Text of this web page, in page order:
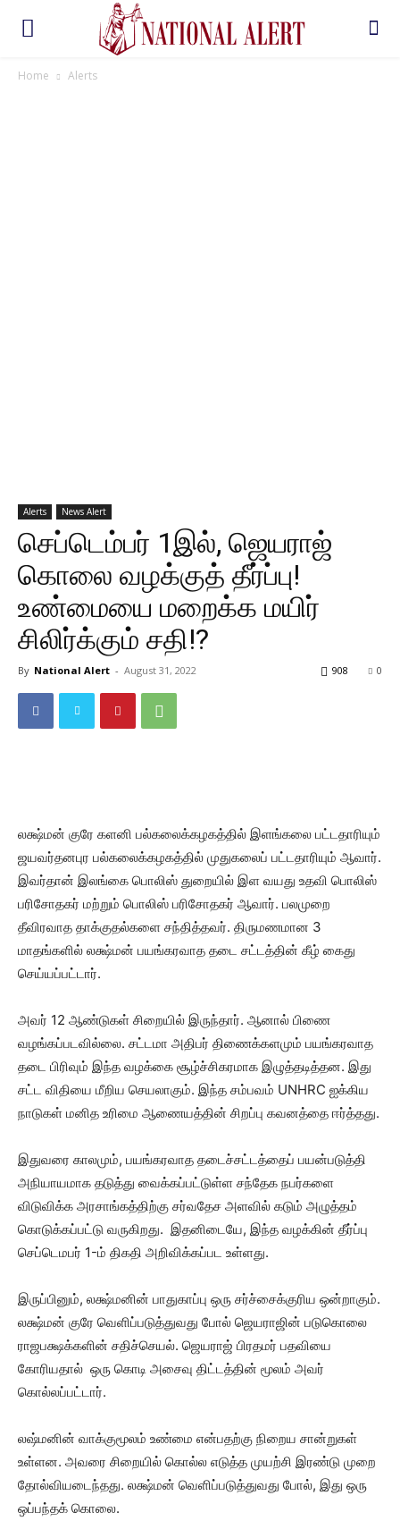
Home Alerts
Alerts News Alert
செப்டெம்பர் 1இல், ஜெயராஜ்
கொலை வழக்குத் தீர்ப்பு!
உண்மையை மறைக்க மயிர்
சிலிர்க்கும் சதி!?
By National Alert - August 31, 2022 0
908
லக்ஷ்மன் குரே களனி பல்கலைக்கழகத்தில் இளங்கலை பட்டதாரியும்
ஜயவர்தனபுர பல்கலைக்கழகத்தில் முதுகலைப் பட்டதாரியும் ஆவார்.
இவர்தான் இலங்கை பொலிஸ் துறையில் இள வயது உதவி பொலிஸ்
பரிசோதகர் மற்றும் பொலிஸ் பரிசோதகர் ஆவார். பலமுறை
தீவிரவாத தாக்குதல்களை சந்தித்தவர். திருமணமான 3
மாதங்களில் லக்ஷ்மன் பயங்கரவாத தடை சட்டத்தின் கீழ் கைது
செய்யப்பட்டார்.
அவர் 12 ஆண்டுகள் சிறையில் இருந்தார். ஆனால் பிணை
வழங்கப்படவில்லை. சட்டமா அதிபர் திணைக்களமும் பயங்கரவாத
தடை பிரிவும் இந்த வழக்கை சூழ்ச்சிகரமாக இழுத்தடித்தன. இது
சட்ட விதியை மீறிய செயலாகும். இந்த சம்பவம் UNHRC ஐக்கிய
நாடுகள் மனித உரிமை ஆணையத்தின் சிறப்பு கவனத்தை ஈர்த்தது.
இதுவரை காலமும், பயங்கரவாத தடைச்சட்டத்தைப் பயன்படுத்தி
அநியாயமாக தடுத்து வைக்கப்பட்டுள்ள சந்தேக நபர்களை
விடுவிக்க அரசாங்கத்திற்கு சர்வதேச அளவில் கடும் அழுத்தம்
கொடுக்கப்பட்டு வருகிறது. இதனிடையே, இந்த வழக்கின் தீர்ப்பு
செப்டெமபர் 1-ம் திகதி அறிவிக்கப்பட உள்ளது.
இருப்பினும், லக்ஷ்மனின் பாதுகாப்பு ஒரு சர்ச்சைக்குரிய ஒன்றாகும்.
லக்ஷ்மன் குரே வெளிப்படுத்துவது போல் ஜெயராஜின் படுகொலை
ராஜபக்ஷக்களின் சதிச்செயல். ஜெயராஜ் பிரதமர் பதவியை
கோரியதால் ஒரு கொடி அசைவு திட்டத்தின் மூலம் அவர்
கொல்லப்பட்டார்.
லஷ்மனின் வாக்குமூலம் உண்மை என்பதற்கு நிறைய சான்றுகள்
உள்ளன. அவரை சிறையில் கொல்ல எடுத்த முயற்சி இரண்டு முறை
தோல்வியடைந்தது. லக்ஷ்மன் வெளிப்படுத்துவது போல், இது ஒரு
ஒப்பந்தக் கொலை.